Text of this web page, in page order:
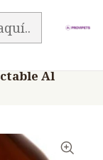
TIENDA
Al